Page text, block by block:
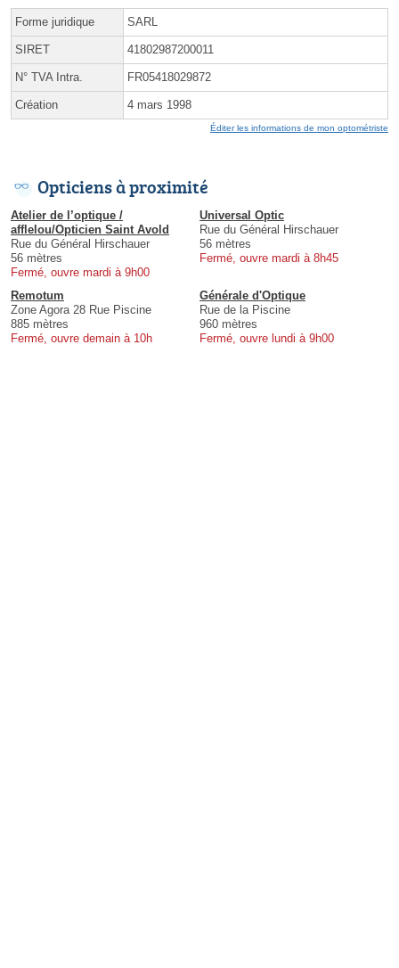
Forme juridique SARL
SIRET 41802987200011
N° TVA Intra. FR05418029872
Création 4 mars 1998
Éditer les informations de mon optométriste
Opticiens à proximité
Atelier de l’optique /
afflelou/Opticien Saint Avold
Rue du Général Hirschauer
56 mètres
Fermé, ouvre mardi à 9h00
Universal Optic
Rue du Général Hirschauer
56 mètres
Fermé, ouvre mardi à 8h45
Remotum
Zone Agora 28 Rue Piscine
885 mètres
Fermé, ouvre demain à 10h
Générale d'Optique
Rue de la Piscine
960 mètres
Fermé, ouvre lundi à 9h00